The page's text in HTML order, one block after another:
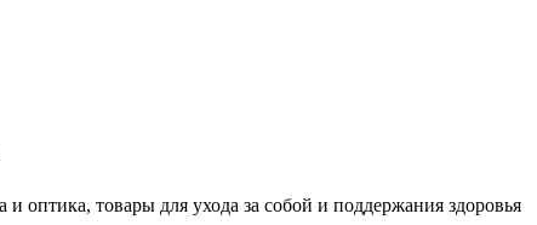
оптика, товары для ухода за собой и поддержания здоровья